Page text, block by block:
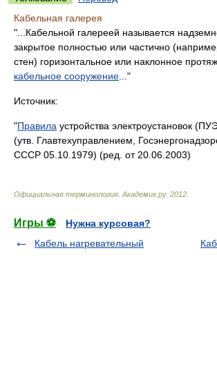
Кабельная галерея
"...Кабельной галереей называется
закрытое полностью или частично
стен) горизонтальное или наклонное
кабельное сооружение ..."
Источник:
"Правила устройства электроустановок
(утв. Главтехуправлением,
СССР 05.10.1979) (ред. от 20.06.2003)
Официальная терминология Академик.ру. 2012
Игры ⚽
Нужна курсовая?
Кабель нагревательный